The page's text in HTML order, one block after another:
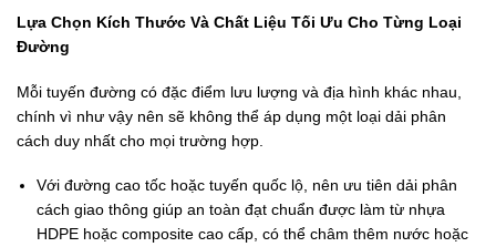
Lựa Chọn Kích Thước Và Chất Liệu Tối Ưu Cho Từng Loại
Đường
Mỗi tuyến đường có đặc điểm lưu lượng và địa hình khác nhau,
chính vì như vậy nên sẽ không thể áp dụng một loại dải phân
cách duy nhất cho mọi trường hợp.
Với đường cao tốc hoặc tuyến quốc lộ, nên ưu tiên dải phân
cách giao thông giúp an toàn đạt chuẩn được làm từ nhựa
HDPE hoặc composite cao cấp, có thể châm thêm nước hoặc